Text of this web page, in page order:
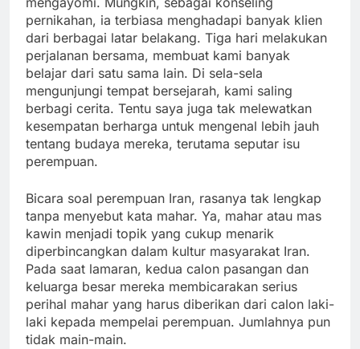
pernikahan, ia terbiasa menghadapi banyak klien
dari berbagai latar belakang. Tiga hari melakukan
perjalanan bersama, membuat kami banyak
belajar dari satu sama lain. Di sela-sela
mengunjungi tempat bersejarah, kami saling
berbagi cerita. Tentu saya juga tak melewatkan
kesempatan berharga untuk mengenal lebih jauh
tentang budaya mereka, terutama seputar isu
perempuan.
Bicara soal perempuan Iran, rasanya tak lengkap
tanpa menyebut kata mahar. Ya, mahar atau mas
kawin menjadi topik yang cukup menarik
diperbincangkan dalam kultur masyarakat Iran.
Pada saat lamaran, kedua calon pasangan dan
keluarga besar mereka membicarakan serius
perihal mahar yang harus diberikan dari calon laki-
laki kepada mempelai perempuan. Jumlahnya pun
tidak main-main.